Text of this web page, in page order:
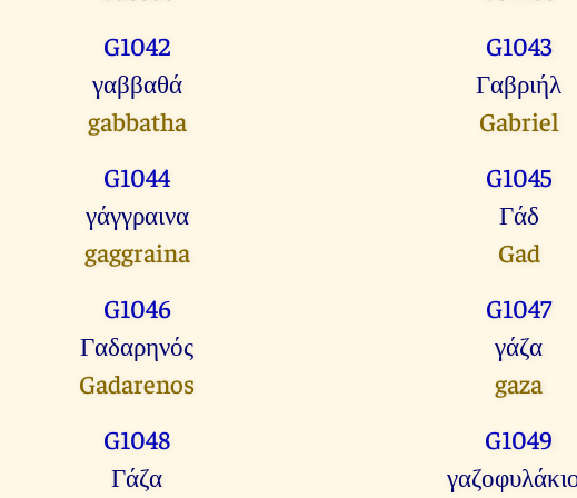
G1042
γαββαθά
gabbatha
G1043
Γαβριήλ
Gabriel
G1044
γάγγραινα
gaggraina
G1045
Γάδ
Gad
G1046
Γαδαρηνός
Gadarenos
G1047
γάζα
gaza
G1048
Γάζα
G1049